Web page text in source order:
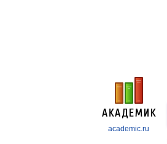
academic.ru